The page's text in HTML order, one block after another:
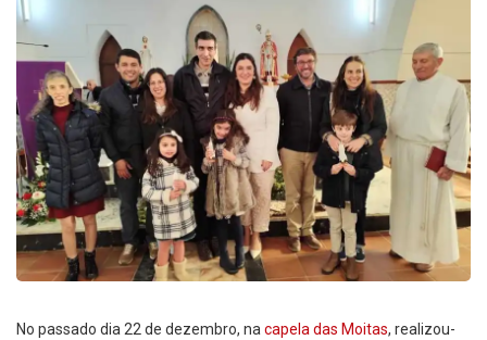
No passado dia 22 de dezembro, nacapela das Moitas, realizou-